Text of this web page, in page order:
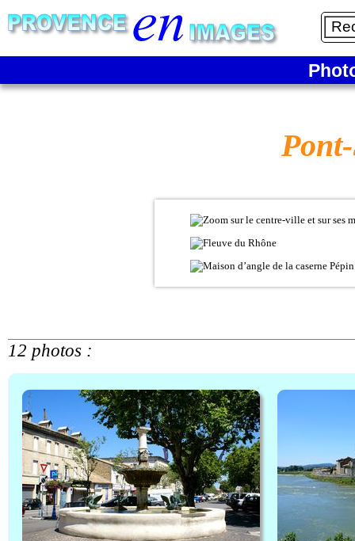
12 photos :